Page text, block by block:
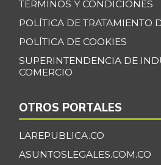
TÉRMINOS Y CONDICIONES
POLÍTICA DE TRATAMIENTO
POLÍTICA DE COOKIES
SUPERINTENDENCIA DE
COMERCIO
OTROS PORTALES
LAREPUBLICA.CO
ASUNTOSLEGALES.COM.CO